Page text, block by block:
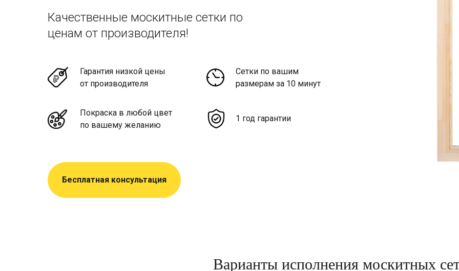
Гарантия низкой цены
от производителя
Сетки по вашим
размерам за 10 минут
Покраска в любой цвет
по вашему желанию
1 год гарантии
Бесплатная консультация
Качественные москитные сетки по
ценам от производителя!
Варианты исполнения москитных